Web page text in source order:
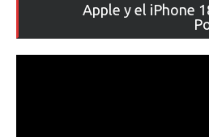
Apple y el iPhone